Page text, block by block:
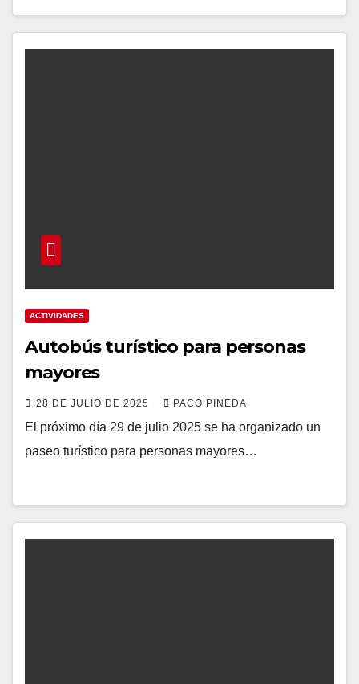
ACTIVIDADES
Autobús turístico para personas
mayores
28 DE JULIO DE 2025 PACO PINEDA
El próximo día 29 de julio 2025 se ha organizado un
paseo turístico para personas mayores…